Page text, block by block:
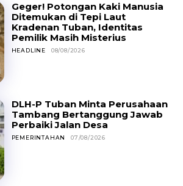
Geger! Potongan Kaki Manusia
Ditemukan di Tepi Laut
Kradenan Tuban, Identitas
Pemilik Masih Misterius
HEADLINE 08/08/2026
DLH-P Tuban Minta Perusahaan
Tambang Bertanggung Jawab
Perbaiki Jalan Desa
PEMERINTAHAN 07/08/2026